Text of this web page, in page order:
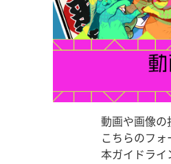
動画や画像の
こちらのフォ
本ガイドライ